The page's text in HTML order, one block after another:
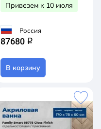
Привезем к 10 июля
Россия
87680 q
В корзину